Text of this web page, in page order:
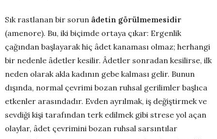
Sık rastlanan bir sorun âdetin görülmemesidir
(amenore). Bu, iki biçimde ortaya çıkar: Ergenlik
çağından başlayarak hiç âdet kanaması olmaz; herhangi
bir nedenle âdetler kesilir. Âdetler sonradan kesilirse, ilk
neden olarak akla kadının gebe kalması gelir. Bunun
dışında, normal çevrimi bozan ruhsal gerilimler başlıca
etkenler arasındadır. Evden ayrılmak, iş değiştirmek ve
sevdiği kişi tarafından terk edilmek gibi strese yol açan
olaylar, âdet çevrimini bozan ruhsal sarsıntılar